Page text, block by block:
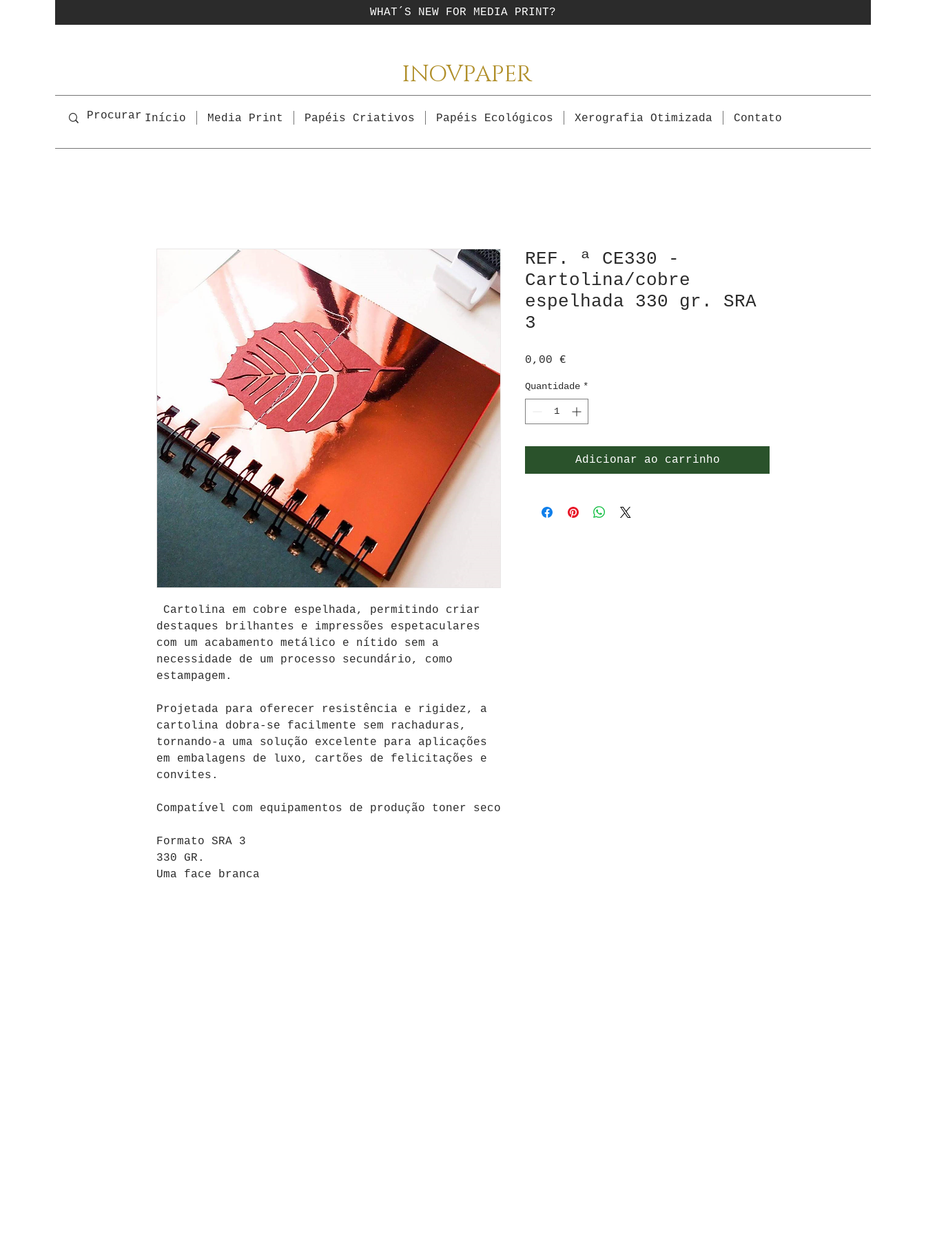
WHAT´S NEW FOR MEDIA PRINT?
INOVPAPER
Início Media Print Papéis Criativos Papéis Ecológicos Xerografia Otimizada Contato
Cartolina em cobre espelhada, permitindo criar
destaques brilhantes e impressões espetaculares
com um acabamento metálico e nítido sem a
necessidade de um processo secundário, como
estampagem.
Projetada para oferecer resistência e rigidez, a
cartolina dobra-se facilmente sem rachaduras,
tornando-a uma solução excelente para aplicações
em embalagens de luxo, cartões de felicitações e
convites.
Compatível com equipamentos de produção toner seco
Formato SRA 3
330 GR.
Uma face branca
REF. ª CE330 -
Cartolina/cobre
espelhada 330 gr. SRA
3
0,00 €
Quantidade *
Adicionar ao carrinho